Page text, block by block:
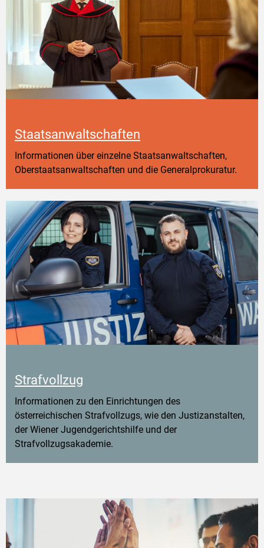
Staatsanwaltschaften
Informationen über einzelne Staatsanwaltschaften,
Oberstaatsanwaltschaften und die Generalprokuratur.
Strafvollzug
Informationen zu den Einrichtungen des
österreichischen Strafvollzugs, wie den Justizanstalten,
der Wiener Jugendgerichtshilfe und der
Strafvollzugsakademie.